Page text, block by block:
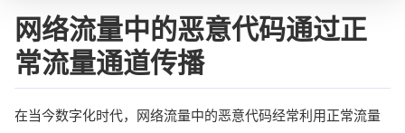
网络流量中的恶意代码通过正
常流量通道传播
在当今数字化时代，网络流量中的恶意代码经常利用正常流量